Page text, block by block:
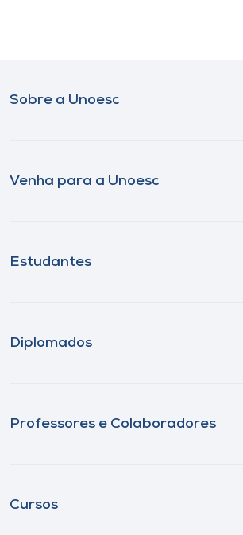
Sobre a Unoesc
Venha para a Unoesc
Estudantes
Diplomados
Professores e Colaboradores
Cursos